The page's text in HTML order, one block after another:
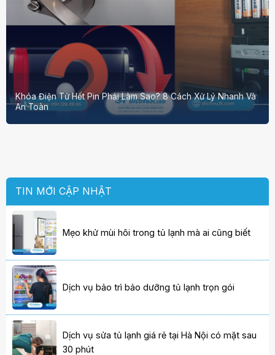
Khóa Điện Tử Hết Pin Phải Làm Sao? 8 Cách Xử Lý Nhanh Và
An Toàn
TIN MỚI CẬP NHẬT
Mẹo khử mùi hôi trong tủ lạnh mà ai cũng biết
Dịch vụ bảo trì bảo dưỡng tủ lạnh trọn gói
Dịch vụ sửa tủ lạnh giá rẻ tại Hà Nội có mặt sau
30 phút